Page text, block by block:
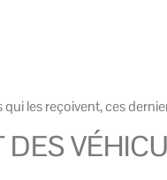
les reçoivent, ces
DES